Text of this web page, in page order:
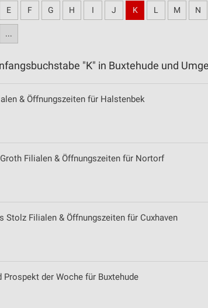
E F G H I J K L M N
...
"K" in Buxtehude und
& Öffnungszeiten für Halstenbek
Filialen & Öffnungszeiten für Nortorf
Stolz Filialen & Öffnungszeiten für Cuxhaven
Prospekt der Woche für Buxtehude